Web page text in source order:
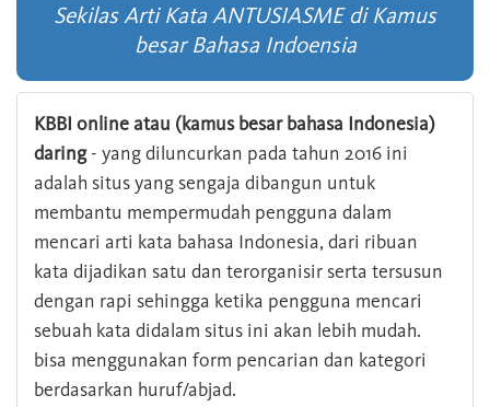
Sekilas Arti Kata ANTUSIASME di Kamus
besar Bahasa Indoensia
KBBI online atau (kamus besar bahasa Indonesia)
daring- yang diluncurkan pada tahun 2016 ini
adalah situs yang sengaja dibangun untuk
membantu mempermudah pengguna dalam
mencari arti kata bahasa Indonesia, dari ribuan
kata dijadikan satu dan terorganisir serta tersusun
dengan rapi sehingga ketika pengguna mencari
sebuah kata didalam situs ini akan lebih mudah.
bisa menggunakan form pencarian dan kategori
berdasarkan huruf/abjad.